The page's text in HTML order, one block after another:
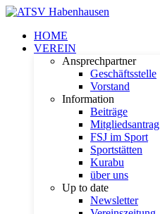
HOME
VEREIN
Ansprechpartner
Geschäftsstelle
Vorstand
Information
Beiträge
Mitgliedsantrag
FSJ im Sport
Sportstätten
Kurabu
über uns
Up to date
Newsletter